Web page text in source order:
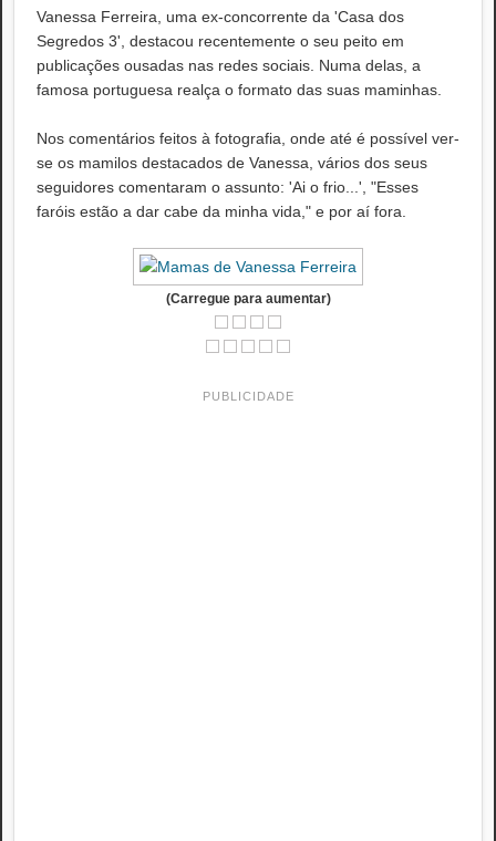
Vanessa Ferreira, uma ex-concorrente da 'Casa dos
Segredos 3', destacou recentemente o seu peito em
publicações ousadas nas redes sociais. Numa delas, a
famosa portuguesa realça o formato das suas maminhas.
Nos comentários feitos à fotografia, onde até é possível ver-
se os mamilos destacados de Vanessa, vários dos seus
seguidores comentaram o assunto: 'Ai o frio...', "Esses
faróis estão a dar cabe da minha vida," e por aí fora.
(Carregue para aumentar)
PUBLICIDADE